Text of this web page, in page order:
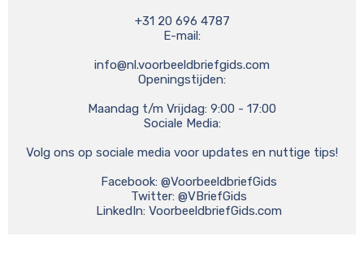
+31 20 696 4787
E-mail:
info@nl.voorbeeldbriefgids.com
Openingstijden:
Maandag t/m Vrijdag: 9:00 - 17:00
Sociale Media:
Volg ons op sociale media voor updates en nuttige tips!
    LinkedIn: VoorbeeldbriefGids.com